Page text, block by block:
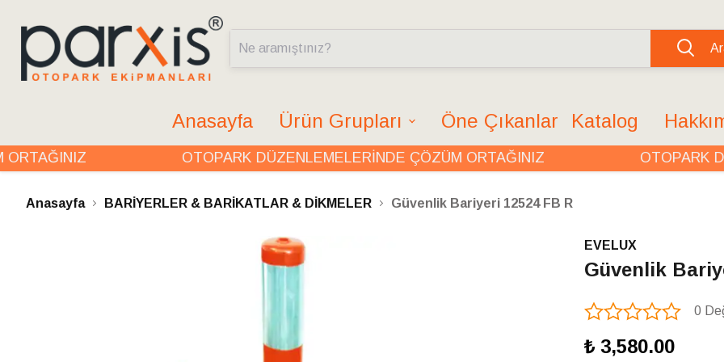
Anasayfa Ürün Grupları Öne Çıkanlar Katalog
OTOPARK DÜZENLEMELERİNDE ÇÖZÜM ORTAĞINIZ OTOPARK
Anasayfa BARİYERLER & BARİKATLAR & DİKMELER Güvenlik Bariyeri 12524 FB R
EVELUX
Güvenlik
0
₺ 3,580.00